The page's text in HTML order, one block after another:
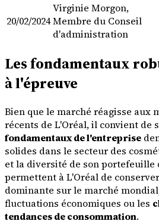
20/02/2024
Virginie Morgon,
Membre du Conseil
d'administration
Les fondamentaux
à l'épreuve
Bien que le marché réagisse aux
récents de L'Oréal, il convient de
fondamentaux de l'entreprise
solides dans le secteur des
et la diversité de son portefeuille
permettent à L'Oréal de
dominante sur le marché
fluctuations économiques ou les
tendances de consommation.